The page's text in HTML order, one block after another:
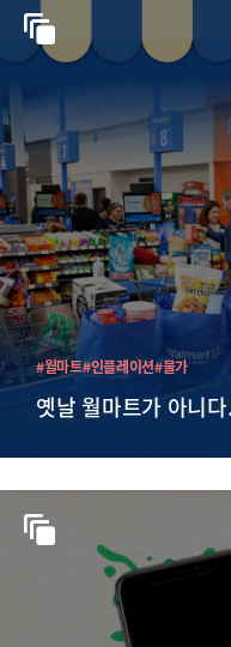
옛날 월마트가 아니
#월마트#인플레이션#물가